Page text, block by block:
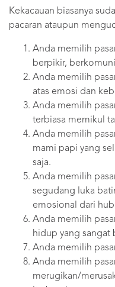
Kekacauan biasanya
pacaran ataupun
Anda memilih
berpikir,
Anda memilih
atas emosi dan
Anda memilih
terbiasa memikul
Anda memilih
mami papi yang
saja.
Anda memilih
segudang luka
emosional dari
Anda memilih
hidup yang sangat
Anda memilih
Anda memilih
merugikan/